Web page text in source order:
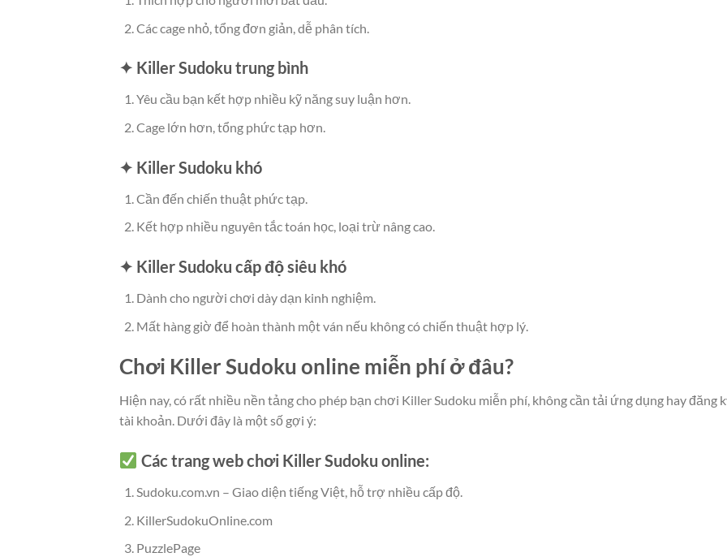
Các cage nhỏ, tổng đơn giản, dễ phân tích.
✦ Killer Sudoku trung bình
Yêu cầu bạn kết hợp nhiều kỹ năng suy luận hơn.
Cage lớn hơn, tổng phức tạp hơn.
✦ Killer Sudoku khó
Cần đến chiến thuật phức tạp.
Kết hợp nhiều nguyên tắc toán học, loại trừ nâng cao.
✦ Killer Sudoku cấp độ siêu khó
Dành cho người chơi dày dạn kinh nghiệm.
Mất hàng giờ để hoàn thành một ván nếu không có chiến thuật hợp lý.
Chơi Killer Sudoku online miễn phí ở đâu?
Hiện nay, có rất nhiều nền tảng cho phép bạn chơi Killer Sudoku miễn phí, không cần tải ứng dụng hay đăng
tài khoản. Dưới đây là một số gợi ý:
Các trang web chơi Killer Sudoku online:
Sudoku.com.vn – Giao diện tiếng Việt, hỗ trợ nhiều cấp độ.
KillerSudokuOnline.com
PuzzlePage